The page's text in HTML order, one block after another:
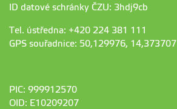
ID datové schránky ČZU: 3hdj9cb
Tel. ústředna: +420 224 381 111
GPS souřadnice: 50,129976, 14,373707
PIC: 999912570
OID: E10209207